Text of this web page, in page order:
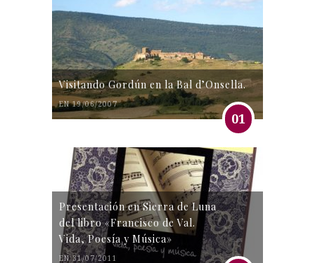
Visitando Gordún en la Bal d’Onsella.
EN 19/06/2007
01
Presentación en Sierra de Luna
del libro «Francisco de Val.
Vida, Poesía y Música»
EN 31/07/2011